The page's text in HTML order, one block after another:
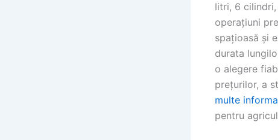
litri, 6
operațiuni
spațioasă și
durata
o alegere
prețurilor, a
multe
pentru